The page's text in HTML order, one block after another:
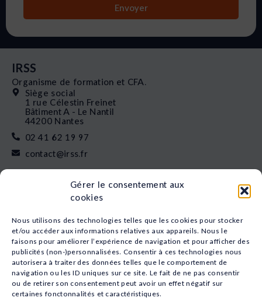
Gérer le consentement aux
cookies
Nous utilisons des technologies telles que les cookies pour stocker
et/ou accéder aux informations relatives aux appareils. Nous le
faisons pour améliorer l’expérience de navigation et pour afficher des
publicités (non-)personnalisées. Consentir à ces technologies nous
autorisera à traiter des données telles que le comportement de
navigation ou les ID uniques sur ce site. Le fait de ne pas consentir
ou de retirer son consentement peut avoir un effet négatif sur
certaines fonctonnalités et caractéristiques.
Envoyer
IRSS
Organisme de formation et CFA.
Siège social
1 rue Célestin Freinet
Bâtiment A - Le Nantil
44200 Nantes
02 41 62 19 97
contact@irss.fr
Financement
Qui sommes-nous
Actualités
Nos études
Recrutement
Nos domaines
Animation